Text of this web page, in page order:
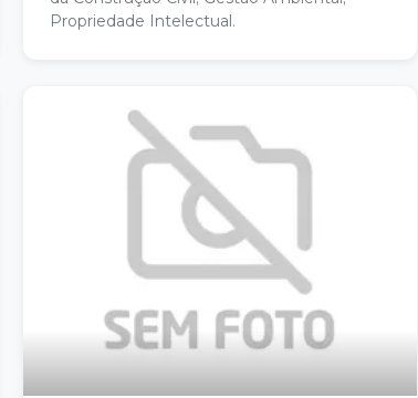
Propriedade Intelectual.